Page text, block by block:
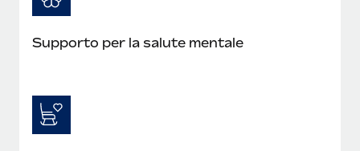
Supporto per la salute mentale